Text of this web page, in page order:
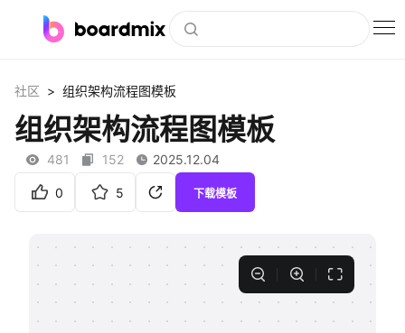
社区资源
下载
社区 > 组织架构流程图模板
组织架构流程图模板
481 152 2025.12.04
0 5 下载模板